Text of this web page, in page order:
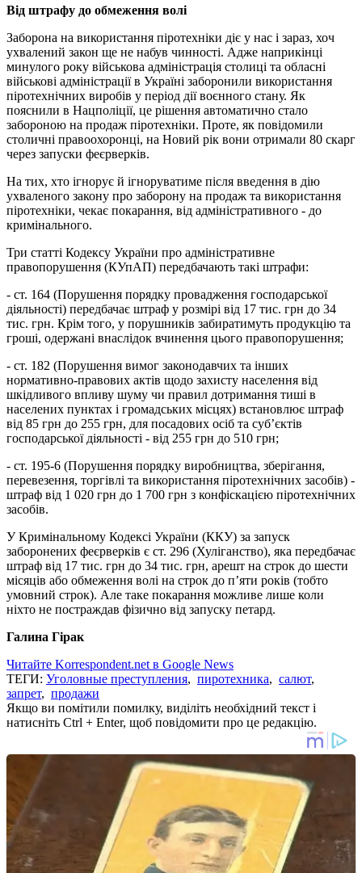
Від штрафу до обмеження волі
Заборона на використання піротехніки діє у нас і зараз, хоч
ухвалений закон ще не набув чинності. Адже наприкінці
минулого року військова адміністрація столиці та обласні
військові адміністрації в Україні заборонили використання
піротехнічних виробів у період дії воєнного стану. Як
пояснили в Нацполіції, це рішення автоматично стало
забороною на продаж піротехніки. Проте, як повідомили
столичні правоохоронці, на Новий рік вони отримали 80 скарг
через запуски феєрверків.
На тих, хто ігнорує й ігноруватиме після введення в дію
ухваленого закону про заборону на продаж та використання
піротехніки, чекає покарання, від адміністративного - до
кримінального.
Три статті Кодексу України про адміністративне
правопорушення (КУпАП) передбачають такі штрафи:
- ст. 164 (Порушення порядку провадження господарської
діяльності) передбачає штраф у розмірі від 17 тис. грн до 34
тис. грн. Крім того, у порушників забиратимуть продукцію та
гроші, одержані внаслідок вчинення цього правопорушення;
- ст. 182 (Порушення вимог законодавчих та інших
нормативно-правових актів щодо захисту населення від
шкідливого впливу шуму чи правил дотримання тиші в
населених пунктах і громадських місцях) встановлює штраф
від 85 грн до 255 грн, для посадових осіб та суб’єктів
господарської діяльності - від 255 грн до 510 грн;
- ст. 195-6 (Порушення порядку виробництва, зберігання,
перевезення, торгівлі та використання піротехнічних засобів) -
штраф від 1 020 грн до 1 700 грн з конфіскацією піротехнічних
засобів.
У Кримінальному Кодексі України (ККУ) за запуск
заборонених феєрверків є ст. 296 (Хуліганство), яка передбачає
штраф від 17 тис. грн до 34 тис. грн, арешт на строк до шести
місяців або обмеження волі на строк до п’яти років (тобто
умовний строк). Але таке покарання можливе лише коли
ніхто не постраждав фізично від запуску петард.
Галина Гірак
Читайте Korrespondent.net в Google News
ТЕГИ: Уголовные преступления, пиротехника, салют,
запрет, продажи
Якщо ви помітили помилку, виділіть необхідний текст і
натисніть Ctrl + Enter, щоб повідомити про це редакцію.